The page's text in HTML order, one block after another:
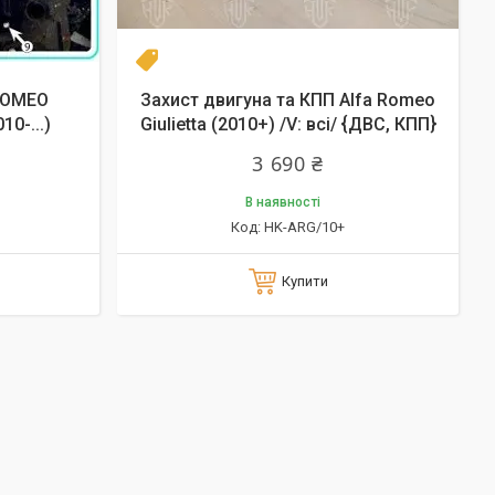
...)
Захист двигуна та КПП Alfa Romeo
Giulietta (2010+) /V: всі/ {ДВС, КПП}
3 690 ₴
В наявності
HK-ARG/10+
Купити